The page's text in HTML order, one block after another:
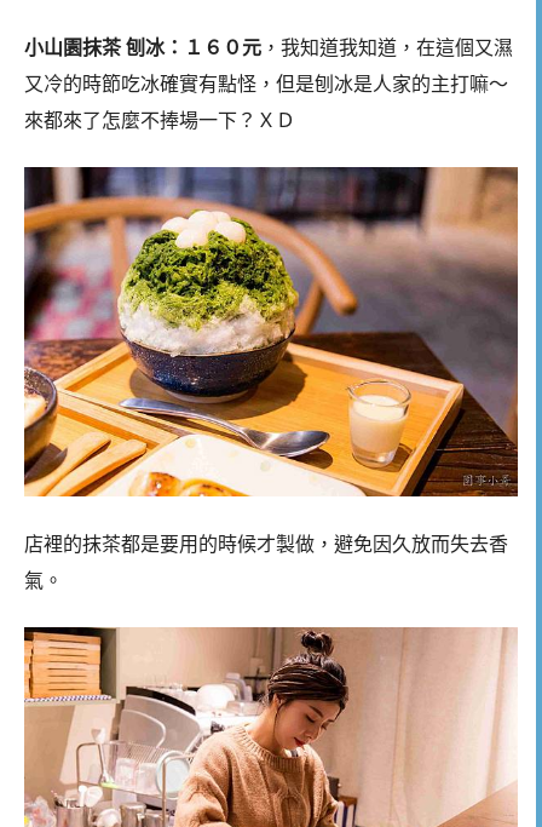
小山園抹茶 刨冰：１６０元 ，我知道我知道，在這個又濕
又冷的時節吃冰確實有點怪，但是刨冰是人家的主打嘛～
來都來了怎麼不捧場一下？ＸＤ
店裡的抹茶都是要用的時候才製做，避免因久放而失去香
氣。